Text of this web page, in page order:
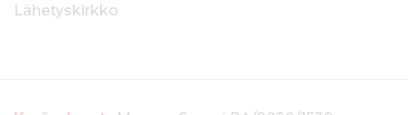
Lähetyskirkko